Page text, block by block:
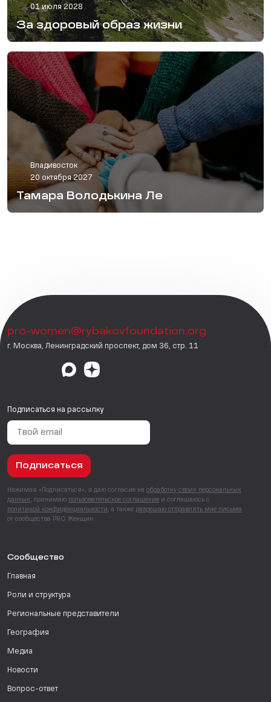
01 июля 2028
За здоровый образ жизни
Владивосток
20 октября 2027
Тамара Володькина Ле
pro-women@rybakovfoundation.org
г. Москва, Ленинградский проспект, дом 36, стр. 11
Подписаться на рассылку
Подписаться
Нажимая «Подписаться», я даю согласие на обработку своих персональных
данных , принимаю пользовательское соглашение и соглашаюсь с
политикой конфиденциальности , а также разрешаю отправлять мне письма
от сообщества PRO Женщин.
Сообщество
Главная
Роли и структура
Региональные представители
География
Медиа
Новости
Вопрос-ответ